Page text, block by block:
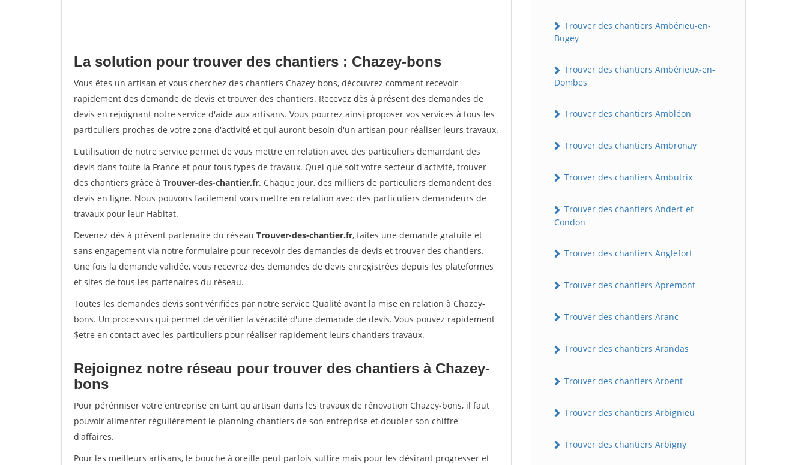
La solution pour trouver des chantiers : Chazey-bons
Vous êtes un artisan et vous cherchez des chantiers Chazey-bons, découvrez comment recevoir
rapidement des demande de devis et trouver des chantiers. Recevez dès à présent des demandes de
devis en rejoignant notre service d'aide aux artisans. Vous pourrez ainsi proposer vos services à tous les
particuliers proches de votre zone d'activité et qui auront besoin d'un artisan pour réaliser leurs travaux.
L'utilisation de notre service permet de vous mettre en relation avec des particuliers demandant des
devis dans toute la France et pour tous types de travaux. Quel que soit votre secteur d'activité, trouver
des chantiers grâce à Trouver-des-chantier.fr. Chaque jour, des milliers de particuliers demandent des
devis en ligne. Nous pouvons facilement vous mettre en relation avec des particuliers demandeurs de
travaux pour leur Habitat.
Devenez dès à présent partenaire du réseau Trouver-des-chantier.fr, faites une demande gratuite et
sans engagement via notre formulaire pour recevoir des demandes de devis et trouver des chantiers.
Une fois la demande validée, vous recevrez des demandes de devis enregistrées depuis les plateformes
et sites de tous les partenaires du réseau.
Toutes les demandes devis sont vérifiées par notre service Qualité avant la mise en relation à Chazey-
bons. Un processus qui permet de vérifier la véracité d'une demande de devis. Vous pouvez rapidement
$etre en contact avec les particuliers pour réaliser rapidement leurs chantiers travaux.
Rejoignez notre réseau pour trouver des chantiers à Chazey-
bons
Pour pérénniser votre entreprise en tant qu'artisan dans les travaux de rénovation Chazey-bons, il faut
pouvoir alimenter régulièrement le planning chantiers de son entreprise et doubler son chiffre
d'affaires.
Pour les meilleurs artisans, le bouche à oreille peut parfois suffire mais pour les désirant progresser et
Trouver des chantiers Ambérieu-en-
Bugey
Trouver des chantiers Ambérieux-en-
Dombes
Trouver des chantiers Ambléon
Trouver des chantiers Ambronay
Trouver des chantiers Ambutrix
Trouver des chantiers Andert-et-
Condon
Trouver des chantiers Anglefort
Trouver des chantiers Apremont
Trouver des chantiers Aranc
Trouver des chantiers Arandas
Trouver des chantiers Arbent
Trouver des chantiers Arbignieu
Trouver des chantiers Arbigny